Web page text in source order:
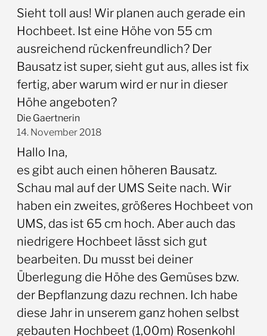
Sieht toll aus! Wir planen auch gerade ein
Hochbeet. Ist eine Höhe von 55 cm
ausreichend rückenfreundlich? Der
Bausatz ist super, sieht gut aus, alles ist fix
fertig, aber warum wird er nur in dieser
Höhe angeboten?
Die Gaertnerin
14. November 2018
Hallo Ina,
es gibt auch einen höheren Bausatz.
Schau mal auf der UMS Seite nach. Wir
haben ein zweites, größeres Hochbeet von
UMS, das ist 65 cm hoch. Aber auch das
niedrigere Hochbeet lässt sich gut
bearbeiten. Du musst bei deiner
Überlegung die Höhe des Gemüses bzw.
der Bepflanzung dazu rechnen. Ich habe
diese Jahr in unserem ganz hohen selbst
gebauten Hochbeet (1,00m) Rosenkohl